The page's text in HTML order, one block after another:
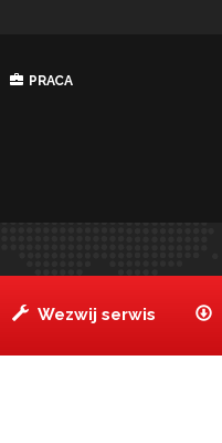
PRACA
Wezwij serwis